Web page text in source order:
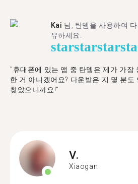
Kai 님, 탄뎀을 사용하여
유하세요.
starstarstar
"휴대폰에 있는 앱 중 탄뎀은 제가 가장
한 거 아니겠어요? 다운받은 지 몇 분도
찾았으니까요!"
V.
Xiaogan